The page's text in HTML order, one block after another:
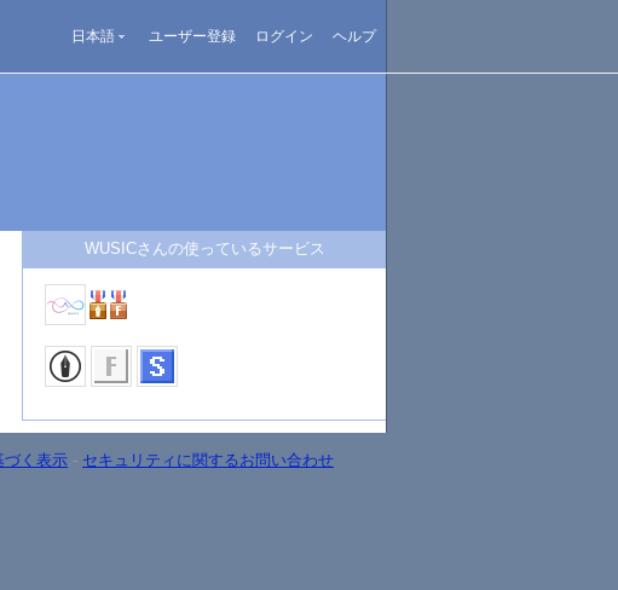
日本語 ユーザー登録 ログイン ヘルプ
WUSICさんの使っているサービス
づく表示 - セキュリティに関するお問い合わせ